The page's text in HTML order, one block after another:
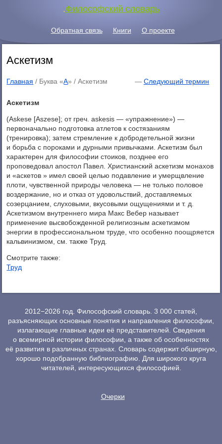
.Философский словарь
Обратная связь Книги О проекте
Аскетизм
Главная / Буква «А» /Аскетизм — Следующий термин
Аскетизм
(Askese [Aszese]; от греч. askesis — «упражнение») —
первоначально подготовка атлетов к состязаниям
(тренировка); затем стремление к добродетельной жизни
и борьба с пороками и дурными привычками. Аскетизм был
характерен для философии стоиков, позднее его
проповедовал апостол Павел. Христианский аскетизм монахов
и «аскетов » имел своей целью подавление и умерщвление
плоти, чувственной природы человека — не только половое
воздержание, но и отказ от удовольствий, доставляемых
созерцанием, слуховыми, вкусовыми ощущениями и т. д.
Аскетизмом внутреннего мира Макс Вебер называет
применение высвобожденной религиозным аскетизмом
энергии в профессиональном труде, что особенно поощряется
кальвинизмом, см. также Труд.
Смотрите также:
Труд
2012−2026 год. Философский словарь. 3 000 статей,
разъясняющих основные понятия и направления философии,
излагающие главные идеи её представителей. Сведения
о всемирной истории философии, а также об особенностях
её развития в различных странах. Словарь содержит обширную,
хорошо подобранную библиографию. Для широкого круга
читателей, интересующихся философией.
Очерки